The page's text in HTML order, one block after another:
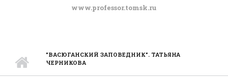
www.professor.tomsk.ru
"ВАСЮГАНСКИЙ ЗАПОВЕДНИК". ТАТЬЯНА
ЧЕРНИКОВА